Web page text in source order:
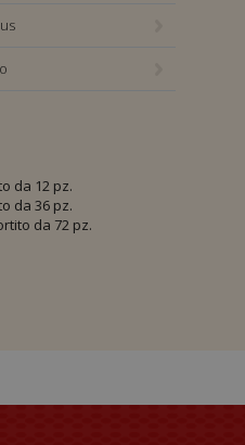
da 12 pz.
da 36 pz.
da 72 pz.